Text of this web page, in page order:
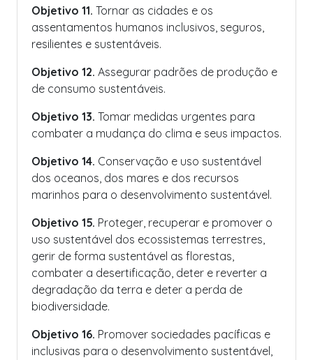
Objetivo 11. Tornar as cidades e os
assentamentos humanos inclusivos, seguros,
resilientes e sustentáveis.
Objetivo 12. Assegurar padrões de produção e
de consumo sustentáveis.
Objetivo 13. Tomar medidas urgentes para
combater a mudança do clima e seus impactos.
Objetivo 14. Conservação e uso sustentável
dos oceanos, dos mares e dos recursos
marinhos para o desenvolvimento sustentável.
Objetivo 15. Proteger, recuperar e promover o
uso sustentável dos ecossistemas terrestres,
gerir de forma sustentável as florestas,
combater a desertificação, deter e reverter a
degradação da terra e deter a perda de
biodiversidade.
Objetivo 16. Promover sociedades pacíficas e
inclusivas para o desenvolvimento sustentável,